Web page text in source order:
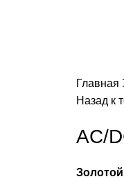
Главная
Назад к
AC/